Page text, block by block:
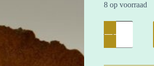
8 op voorraad
Kinderarmband
Rozenkwarts